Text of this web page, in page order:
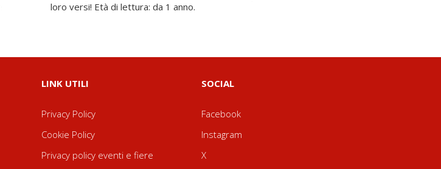
loro versi! Età di lettura: da 1 anno.
LINK UTILI
Privacy Policy
Cookie Policy
Privacy policy eventi e fiere
SOCIAL
Facebook
Instagram
X